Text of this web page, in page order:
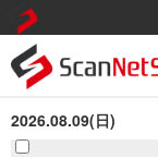
2026.08.09(日)